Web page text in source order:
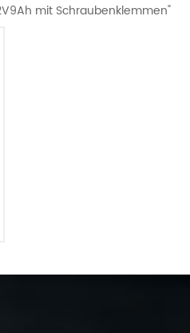
mit Schraubenklemmen"